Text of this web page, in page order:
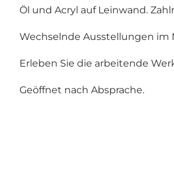
Öl und Acryl auf Leinwand.
Wechselnde Ausstellungen im
Erleben Sie die arbeitende
Geöffnet nach Absprache.